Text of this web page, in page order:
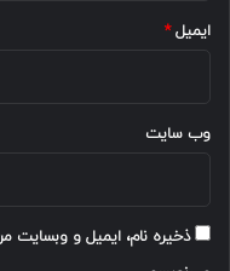
ایمیل*
وب‌ سایت
ذخیره نام، ایمیل و وبسایت